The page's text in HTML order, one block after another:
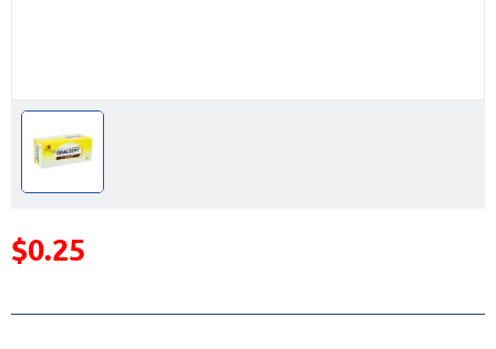
Precio reducido de
$0.25